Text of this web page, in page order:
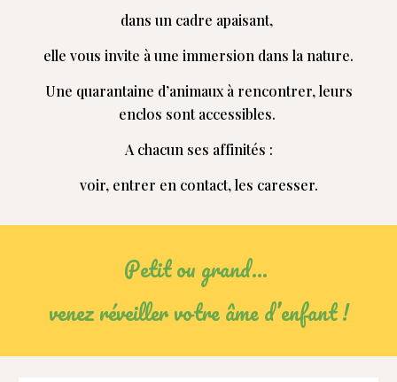
dans un cadre apaisant,
elle vous invite à une immersion dans la nature.
Une quarantaine d’animaux à rencontrer, leurs
enclos sont accessibles.
A chacun ses affinités :
voir, entrer en contact, les caresser.
Petit ou grand…
venez réveiller votre âme d’enfant !